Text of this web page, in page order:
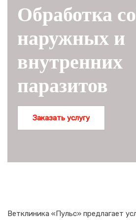
Обработка
наружных и
внутренних
паразитов
Заказать услугу
Ветклиника «Пульс» предлагает